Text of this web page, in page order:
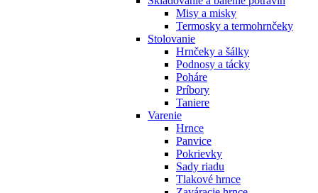
Misy a misky
Termosky a termohrnčeky
Stolovanie
Hrnčeky a šálky
Podnosy a tácky
Poháre
Príbory
Taniere
Varenie
Hrnce
Panvice
Pokrievky
Sady riadu
Tlakové hrnce